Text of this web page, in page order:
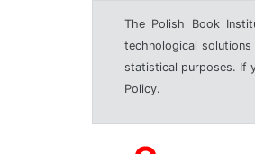
The Polish Book
technological
statistical purposes. If
Policy.